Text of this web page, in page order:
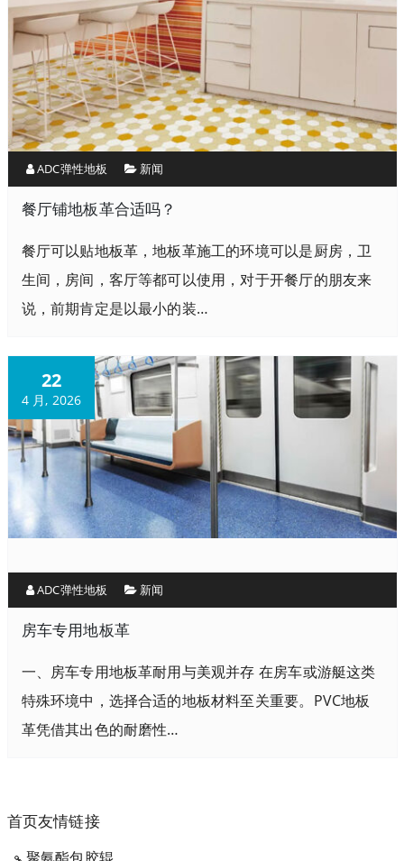
ADC弹性地板 新闻
餐厅铺地板革合适吗？
餐厅可以贴地板革，地板革施工的环境可以是厨房，卫
生间，房间，客厅等都可以使用，对于开餐厅的朋友来
说，前期肯定是以最小的装…
22
4 月, 2026
ADC弹性地板 新闻
房车专用地板革
一、房车专用地板革耐用与美观并存 在房车或游艇这类
特殊环境中，选择合适的地板材料至关重要。PVC地板
革凭借其出色的耐磨性…
首页友情链接